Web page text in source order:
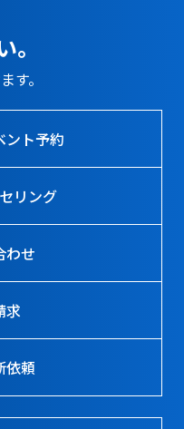
す。
ント予約
リング
わせ
求
依頼